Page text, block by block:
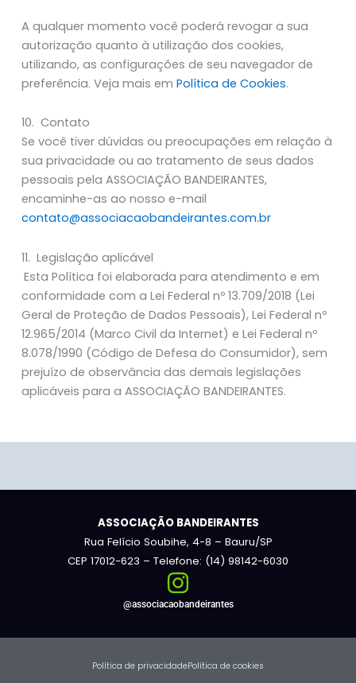
A qualquer momento você poderá revogar a sua
autorização quanto à utilização dos cookies,
utilizando, as configurações de seu navegador de
preferência. Veja mais em Política de Cookies.
10. Contato
Se você tiver dúvidas ou preocupações em relação à
sua privacidade ou ao tratamento de seus dados
pessoais pela ASSOCIAÇÃO BANDEIRANTES,
encaminhe-as ao nosso e-mail
contato@associacaobandeirantes.com.br
11. Legislação aplicável
Esta Política foi elaborada para atendimento e em
conformidade com a Lei Federal nº 13.709/2018 (Lei
Geral de Proteção de Dados Pessoais), Lei Federal nº
12.965/2014 (Marco Civil da Internet) e Lei Federal nº
8.078/1990 (Código de Defesa do Consumidor), sem
prejuízo de observância das demais legislações
aplicáveis para a ASSOCIAÇÃO BANDEIRANTES.
ASSOCIAÇÃO BANDEIRANTES
Rua Felício Soubihe, 4-8 – Bauru/SP
CEP 17012-623 – Telefone: (14) 98142-6030
@associacaobandeirantes
Política de privacidadePolítica de cookies